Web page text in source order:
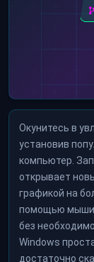
Окунитесь в
установив
компьютер.
открывает
графикой на
помощью мыши
без
Windows
достаточно